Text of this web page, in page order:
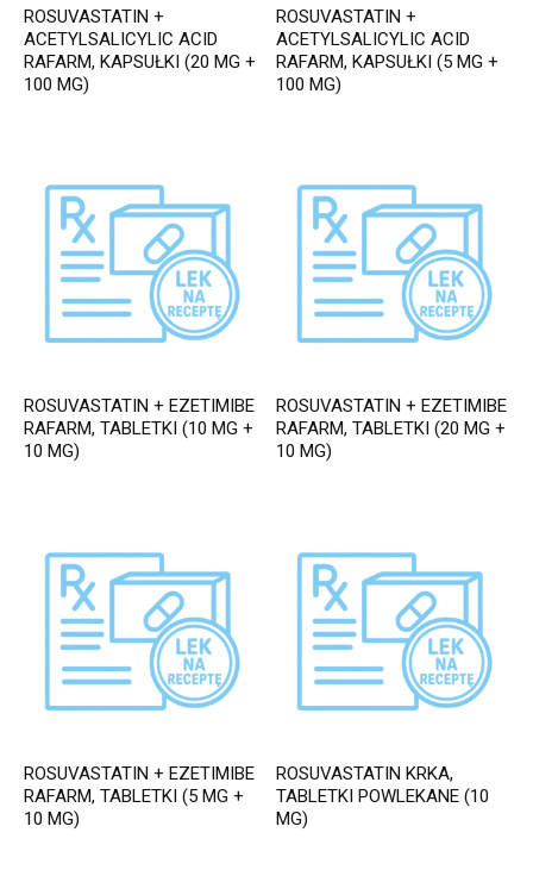
ROSUVASTATIN +
ACETYLSALICYLIC ACID
RAFARM, KAPSUŁKI (20 MG +
100 MG)
ROSUVASTATIN +
ACETYLSALICYLIC ACID
RAFARM, KAPSUŁKI (5 MG +
100 MG)
ROSUVASTATIN + EZETIMIBE
RAFARM, TABLETKI (10 MG +
10 MG)
ROSUVASTATIN + EZETIMIBE
RAFARM, TABLETKI (20 MG +
10 MG)
ROSUVASTATIN + EZETIMIBE
RAFARM, TABLETKI (5 MG +
10 MG)
ROSUVASTATIN KRKA,
TABLETKI POWLEKANE (10
MG)